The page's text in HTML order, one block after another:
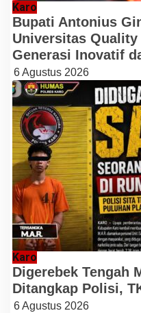
Karo
Bupati Antonius
Universitas
Generasi Inovatif
6 Agustus 2026
Karo
Digerebek Tengah
Ditangkap Polisi,
6 Agustus 2026